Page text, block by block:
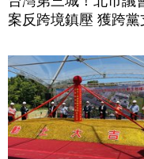
案反跨境鎮壓 獲跨黨